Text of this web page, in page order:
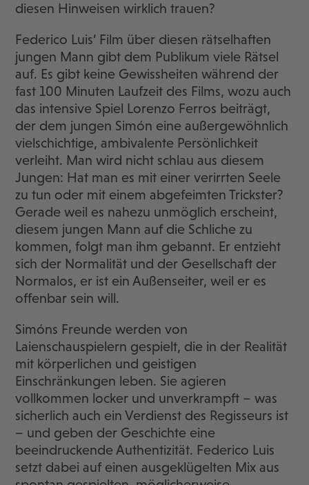
diesen Hinweisen wirklich trauen?
Federico Luis‘ Film über diesen rätselhaften
jungen Mann gibt dem Publikum viele Rätsel
auf. Es gibt keine Gewissheiten während der
fast 100 Minuten Laufzeit des Films, wozu auch
das intensive Spiel Lorenzo Ferros beiträgt,
der dem jungen Simón eine außergewöhnlich
vielschichtige, ambivalente Persönlichkeit
verleiht. Man wird nicht schlau aus diesem
Jungen: Hat man es mit einer verirrten Seele
zu tun oder mit einem abgefeimten Trickster?
Gerade weil es nahezu unmöglich erscheint,
diesem jungen Mann auf die Schliche zu
kommen, folgt man ihm gebannt. Er entzieht
sich der Normalität und der Gesellschaft der
Normalos, er ist ein Außenseiter, weil er es
offenbar sein will.
Simóns Freunde werden von
Laienschauspielern gespielt, die in der Realität
mit körperlichen und geistigen
Einschränkungen leben. Sie agieren
vollkommen locker und unverkrampft – was
sicherlich auch ein Verdienst des Regisseurs ist
– und geben der Geschichte eine
beeindruckende Authentizität. Federico Luis
setzt dabei auf einen ausgeklügelten Mix aus